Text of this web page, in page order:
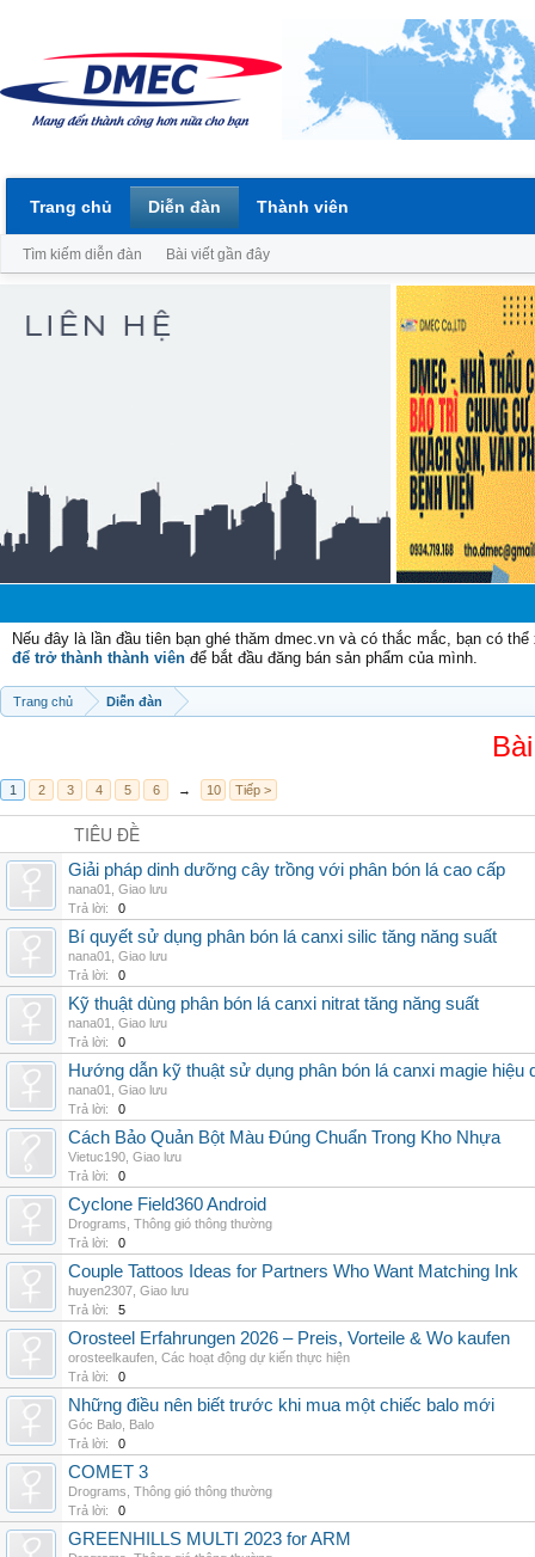
Nếu đây là lần đầu tiên bạn ghé thăm dmec.vn và có thắc mắc, bạn có
để trở thành thành viên để bắt đầu đăng bán sản phẩm của mình.
Trang chủ Diễn đàn
1 2 3 4 5 6 → 10 Tiếp >
TIÊU ĐỀ
Giải pháp dinh dưỡng cây trồng với phân bón lá cao cấp
nana01
Giao lưu
Trả lời:
0
Bí quyết sử dụng phân bón lá canxi silic tăng năng suất
nana01
Giao lưu
Trả lời:
0
Kỹ thuật dùng phân bón lá canxi nitrat tăng năng suất
nana01
Giao lưu
Trả lời:
0
Hướng dẫn kỹ thuật sử dụng phân bón lá canxi magie hiệu
nana01
Giao lưu
Trả lời:
0
Cách Bảo Quản Bột Màu Đúng Chuẩn Trong Kho Nhựa
Vietuc190 Giao lưu
Trả lời:
0
Cyclone Field360 Android
Drograms Thông gió thông thường
Trả lời:
0
Couple Tattoos Ideas for Partners Who Want Matching Ink
huyen2307 Giao lưu
Trả lời:
5
Orosteel Erfahrungen 2026 – Preis, Vorteile & Wo kaufen
orosteelkaufen Các hoạt động dự kiến thực hiện
Trả lời:
0
Những điều nên biết trước khi mua một chiếc balo mới
Góc Balo Balo
Trả lời:
0
COMET 3
Drograms Thông gió thông thường
Trả lời:
0
GREENHILLS MULTI 2023 for ARM
Trang chủ Diễn đàn
Tìm kiếm diễn đàn Bài viết gần đây
Thành viên